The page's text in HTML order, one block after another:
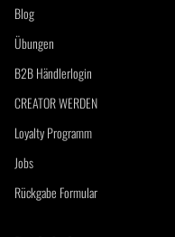
Blog
Übungen
B2B Händlerlogin
CREATOR WERDEN
Loyalty Programm
Jobs
Rückgabe Formular